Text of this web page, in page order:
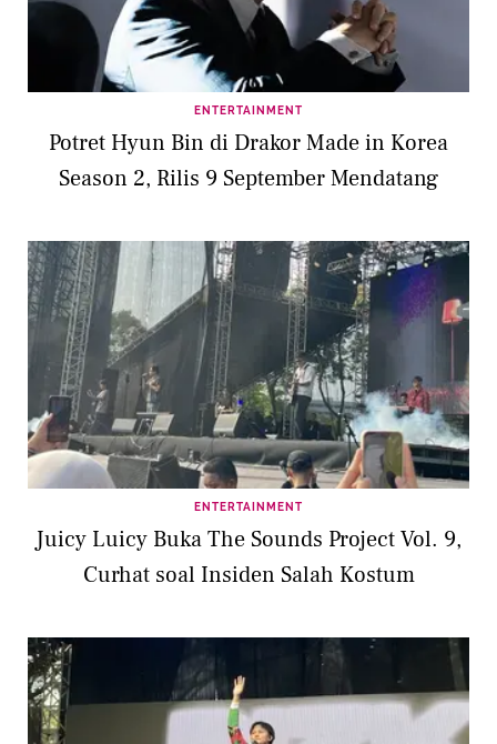
ENTERTAINMENT
Potret Hyun Bin di Drakor Made in Korea
Season 2, Rilis 9 September Mendatang
ENTERTAINMENT
Juicy Luicy Buka The Sounds Project Vol. 9,
Curhat soal Insiden Salah Kostum